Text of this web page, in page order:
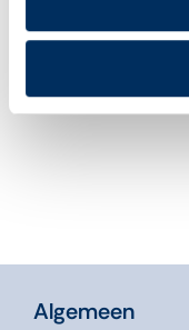
05 augustus 2026
Algemeen